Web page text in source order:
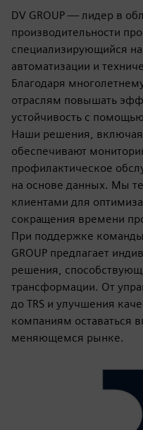
DV GROUP — лидер в
производительности
специализирующийся
автоматизации и
Благодаря
отраслям повышать
устойчивость с
Наши решения, включая
обеспечивают
профилактическое
на основе данных. Мы
клиентами для
сокращения времени
При поддержке
GROUP предлагает
решения,
трансформации. От
до TRS и улучшения
компаниям оставаться
меняющемся рынке.